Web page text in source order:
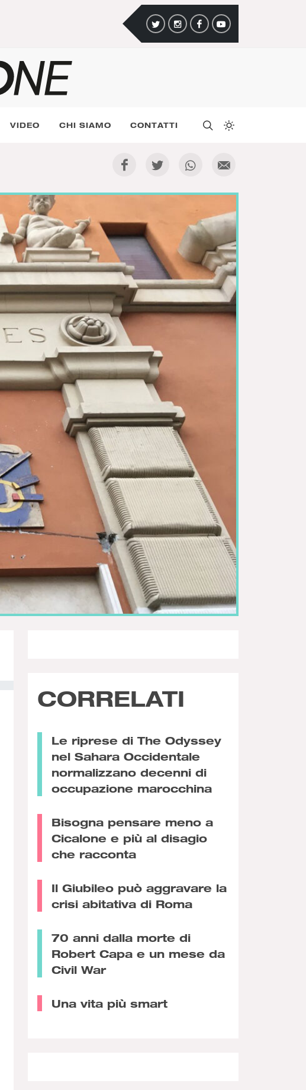
VIDEO CHI SIAMO CONTATTI
CORRELATI
Le riprese di The Odyssey
nel Sahara Occidentale
normalizzano decenni di
occupazione marocchina
Bisogna pensare meno a
Cicalone e più al disagio
che racconta
Il Giubileo può aggravare la
crisi abitativa di Roma
70 anni dalla morte di
Robert Capa e un mese da
Civil War
Una vita più smart